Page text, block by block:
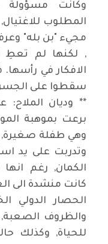
وكانت مسؤولة
المطلوب
مجيء "بن بله"
, لكنها لم تعطِ
الافكار في
سقطوا على
** وديان
برعت بموهبة
وهي طفلة صغيرة,
وتدربت على يد
الكمان, رغم
كانت منشدة الى
الحصار الدولي
والظروف
للحياة, وكذلك